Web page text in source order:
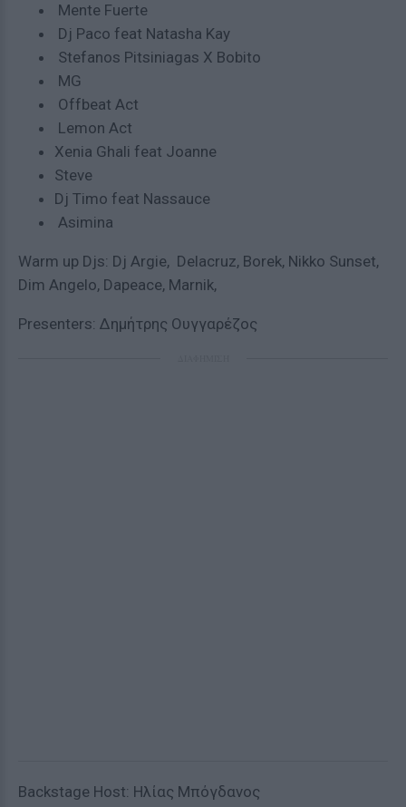
Mente Fuerte
Dj Paco feat Natasha Kay
Stefanos Pitsiniagas X Bobito
MG
Offbeat Act
Lemon Act
Xenia Ghali feat Joanne
Steve
Dj Timo feat Nassauce
Asimina
Warm up Djs: Dj Argie, Delacruz, Borek, Nikko Sunset,
Dim Angelo, Dapeace, Marnik,
Presenters: Δημήτρης Ουγγαρέζος
Backstage Host: Ηλίας Μπόγδανος